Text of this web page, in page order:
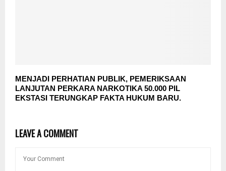
MENJADI PERHATIAN PUBLIK, PEMERIKSAAN
LANJUTAN PERKARA NARKOTIKA 50.000 PIL
EKSTASI TERUNGKAP FAKTA HUKUM BARU.
LEAVE A COMMENT